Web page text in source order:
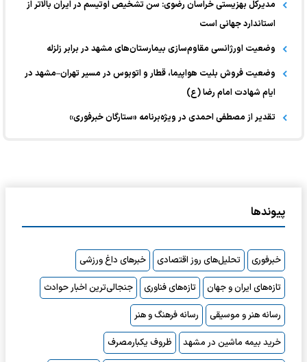
مدیرکل بهزیستی خراسان رضوی: سن تشخیص اوتیسم در ایران بالاتر از
استاندارد جهانی است
وضعیت اورژانسی مقاوم‌سازی بیمارستان‌های مشهد در برابر زلزله
وضعیت فروش بلیت هواپیما، قطار و اتوبوس در مسیر تهران–مشهد در
ایام شهادت امام رضا (ع)
تقدیر از مصطفی احمدی در ویژه‌برنامه «ستارگان خبرفوری»
پیوندها
خبرفوری تحلیل‌های روز اقتصادی
خبرهای داغ ورزشی
تازه‌های ایران و جهان
تازه‌های فناوری
جنجالی‌ترین اخبار حوادث
رسانه هنر و موسیقی
رسانه فرهنگ و هنر
خرید بیمه ماشین در مشهد
ظروف یکبارمصرف